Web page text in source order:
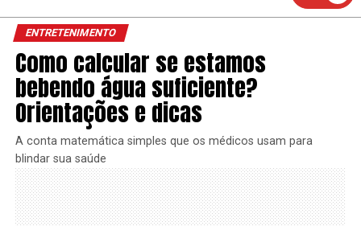
ENTRETENIMENTO
Como calcular se estamos
bebendo água suficiente?
Orientações e dicas
A conta matemática simples que os médicos usam para
blindar sua saúde